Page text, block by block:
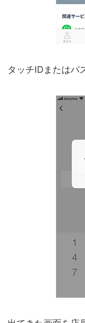
タッチIDまたはパ